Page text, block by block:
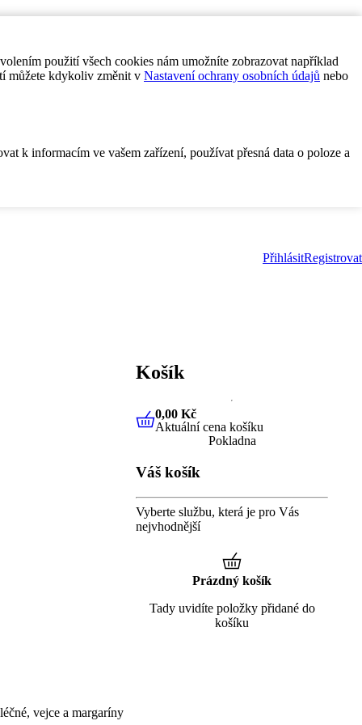
použití všech cookies nám umožníte zobrazovat například
můžete kdykoliv změnit v Nastavení ochrany osobních údajů nebo
k informacím ve vašem zařízení, používat přesná data o poloze a
PřihlásitRegistrovat
vejce a margaríny
Košík
0,00 KčAktuální cena košíku
0,00 Kč
Aktuální cena košíku
Pokladna
Váš košík
Vyberte službu, která je pro Vás
nejvhodnější
Prázdný košík
Tady uvidíte položky přidané do
košíku